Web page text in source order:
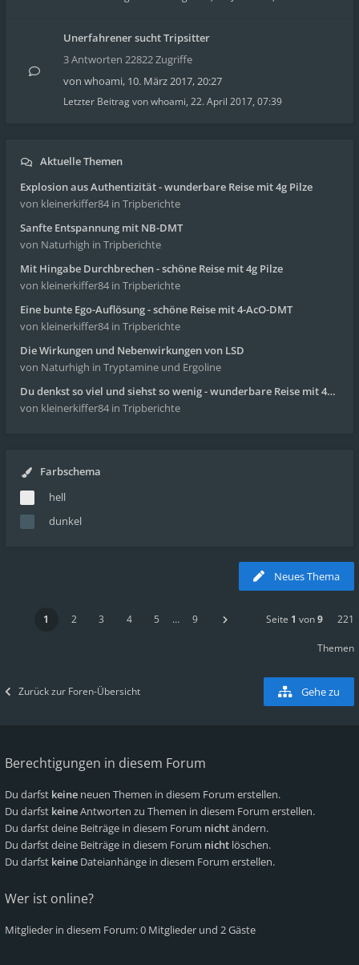
Unerfahrener sucht Tripsitter
3 Antworten 22822 Zugriffe
von whoami, 10. März 2017, 20:27
Letzter Beitrag vonwhoami, 22. April 2017, 07:39
Aktuelle Themen
Explosion aus Authentizität - wunderbare Reise mit 4g Pilze
von kleinerkiffer84 in Tripberichte
Sanfte Entspannung mit NB-DMT
von Naturhigh in Tripberichte
Mit Hingabe Durchbrechen - schöne Reise mit 4g Pilze
von kleinerkiffer84 in Tripberichte
Eine bunte Ego-Auflösung - schöne Reise mit 4-AcO-DMT
von kleinerkiffer84 in Tripberichte
Die Wirkungen und Nebenwirkungen von LSD
von Naturhigh in Tryptamine und Ergoline
Du denkst so viel und siehst so wenig - wunderbare Reise mit 4g Pilze
von kleinerkiffer84 in Tripberichte
Farbschema
hell
dunkel
Neues Thema
1 2 3 4 5 … 9 Seite 1 von9 221
Themen
Zurück zur Foren-Übersicht Gehe zu
Berechtigungen in diesem Forum
Du darfst keine neuen Themen in diesem Forum erstellen.
Du darfst keineAntworten zu Themen in diesem Forum erstellen.
Du darfst deine Beiträge in diesem Forum nichtändern.
Du darfst deine Beiträge in diesem Forum nicht löschen.
Du darfst keine Dateianhänge in diesem Forum erstellen.
Wer ist online?
Mitglieder in diesem Forum: 0 Mitglieder und 2 Gäste